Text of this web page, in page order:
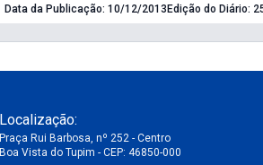
Data da Publicação: 10/12/2013 Edição
Localização:
Praça Rui Barbosa, nº 252 - Centro
Boa Vista do Tupim - CEP: 46850-000